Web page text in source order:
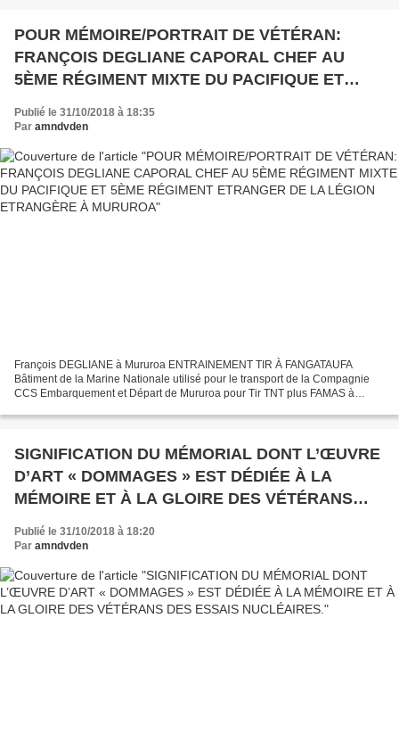
POUR MÉMOIRE/PORTRAIT DE VÉTÉRAN:
FRANÇOIS DEGLIANE CAPORAL CHEF AU
5ÈME RÉGIMENT MIXTE DU PACIFIQUE ET
ETRANGÈRE À MURUROA
Publié le 31/10/2018 à 18:35
Par amndvden
François DEGLIANE à Mururoa ENTRAINEMENT TIR À FANGATAUFA
Bâtiment de la Marine Nationale utilisé pour le transport de la Compagnie
CCS Embarquement et Départ de Mururoa pour Tir TNT plus FAMAS à
SIGNIFICATION DU MÉMORIAL DONT L’ŒUVRE
D’ART « DOMMAGES » EST DÉDIÉE À LA
MÉMOIRE ET À LA GLOIRE DES VÉTÉRANS
DES ESSAIS NUCLÉAIRES.
Publié le 31/10/2018 à 18:20
Par amndvden